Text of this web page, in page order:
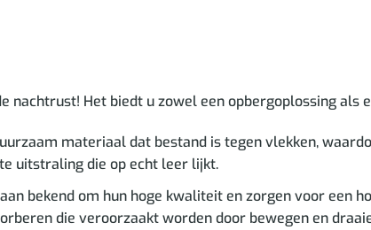
nachtrust! Het biedt u zowel een opbergoplossing als
materiaal dat bestand is tegen vlekken,
uitstraling die op echt leer lijkt.
bekend om hun hoge kwaliteit en zorgen voor een
die veroorzaakt worden door bewegen en